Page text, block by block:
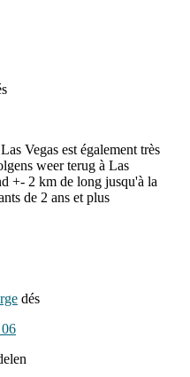
Vegas est également très
weer terug à Las
+- 2 km de long jusqu'à la
de 2 ans et plus
dés